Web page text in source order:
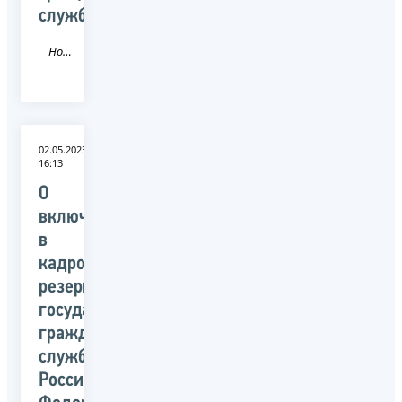
службы
Новость
02.05.2023
16:13
О
включении
в
кадровый
резерв
государственной
гражданской
службы
Российской